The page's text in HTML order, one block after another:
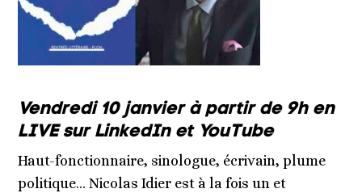
Vendredi 10 janvier à partir de 9h en
LIVE sur LinkedIn et YouTube
Haut-fonctionnaire, sinologue, écrivain, plume
politique… Nicolas Idier est à la fois un et